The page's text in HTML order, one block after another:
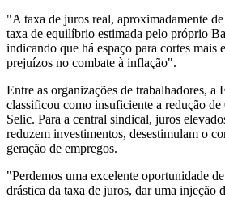
"A taxa de juros real, aproximadamente
taxa de equilíbrio estimada pelo próprio
indicando que há espaço para cortes mais
prejuízos no combate à inflação".
Entre as organizações de trabalhadores, a
classificou como insuficiente a redução
Selic. Para a central sindical, juros
reduzem investimentos, desestimulam o
geração de empregos.
"Perdemos uma excelente oportunidade
drástica da taxa de juros, dar uma injeção